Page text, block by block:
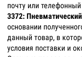
почту или
3372:
основании
данный товар, в
условия поставки и